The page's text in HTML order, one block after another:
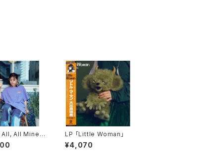
All, All Mine”
LP 「Little Woman」
¥4,070